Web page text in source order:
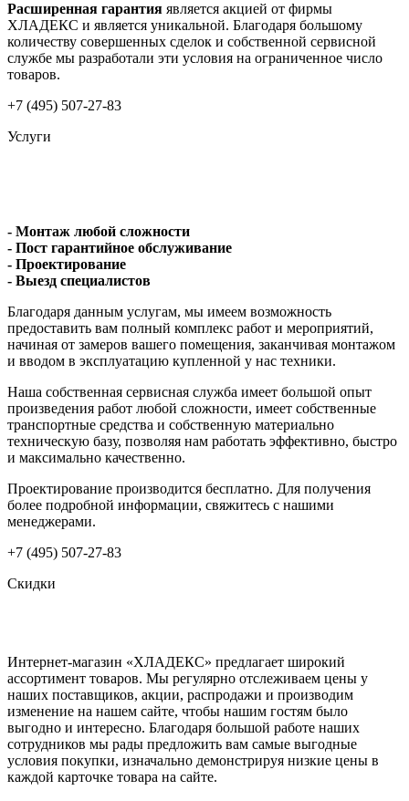
Расширенная гарантия является акцией от фирмы
ХЛАДЕКС и является уникальной. Благодаря большому
количеству совершенных сделок и собственной сервисной
службе мы разработали эти условия на ограниченное число
товаров.
+7 (495) 507-27-83
Услуги
- Монтаж любой сложности
- Пост гарантийное обслуживание
- Проектирование
- Выезд специалистов
Благодаря данным услугам, мы имеем возможность
предоставить вам полный комплекс работ и мероприятий,
начиная от замеров вашего помещения, заканчивая монтажом
и вводом в эксплуатацию купленной у нас техники.
Наша собственная сервисная служба имеет большой опыт
произведения работ любой сложности, имеет собственные
транспортные средства и собственную материально
техническую базу, позволяя нам работать эффективно, быстро
и максимально качественно.
Проектирование производится бесплатно. Для получения
более подробной информации, свяжитесь с нашими
менеджерами.
+7 (495) 507-27-83
Скидки
Интернет-магазин «ХЛАДЕКС» предлагает широкий
ассортимент товаров. Мы регулярно отслеживаем цены у
наших поставщиков, акции, распродажи и производим
изменение на нашем сайте, чтобы нашим гостям было
выгодно и интересно. Благодаря большой работе наших
сотрудников мы рады предложить вам самые выгодные
условия покупки, изначально демонстрируя низкие цены в
каждой карточке товара на сайте.